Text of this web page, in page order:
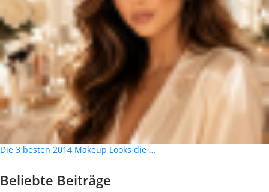
Die 3 besten 2014 Makeup Looks die …
Beliebte Beiträge